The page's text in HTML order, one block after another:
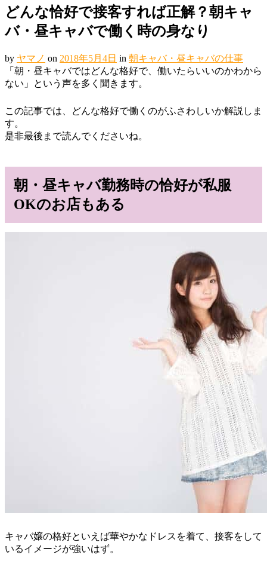
どんな恰好で接客すれば正解？朝キャ
バ・昼キャバで働く時の身なり
by ヤマノ on 2018年5月4日 in 朝キャバ・昼キャバの仕事
「朝・昼キャバではどんな格好で、働いたらいいのかわから
ない」という声を多く聞きます。
この記事では、どんな格好で働くのがふさわしいか解説しま
す。
是非最後まで読んでくださいね。
朝・昼キャバ勤務時の恰好が私服
OKのお店もある
キャバ嬢の格好といえば華やかなドレスを着て、接客をして
いるイメージが強いはず。